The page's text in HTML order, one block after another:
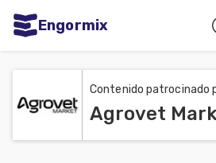
Engormix
Contenido patrocinado